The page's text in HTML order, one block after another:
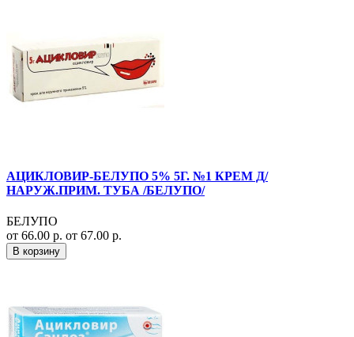
АЦИКЛОВИР-БЕЛУПО 5% 5Г. №1 КРЕМ Д/
НАРУЖ.ПРИМ. ТУБА /БЕЛУПО/
БЕЛУПО
от 66.00 р. от 67.00 р.
В корзину